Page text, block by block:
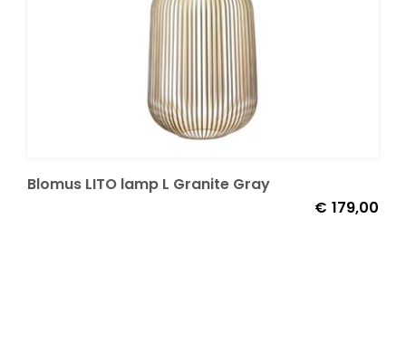
Onze merken
Blomus LITO lamp L Granite Gray
€ 179,00